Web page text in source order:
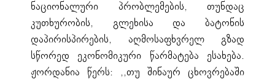
ნაციონალური პრობლემების, თუნდაც
კუთხურობის, გლეხისა და ბატონის
დაპირისპირების, აღმოსაფხვრელ გზად
სწორედ ეკონომიკური წარმატება ესახება.
ჟორდანია წერს: ,,თუ შინაურ ცხოვრებაში